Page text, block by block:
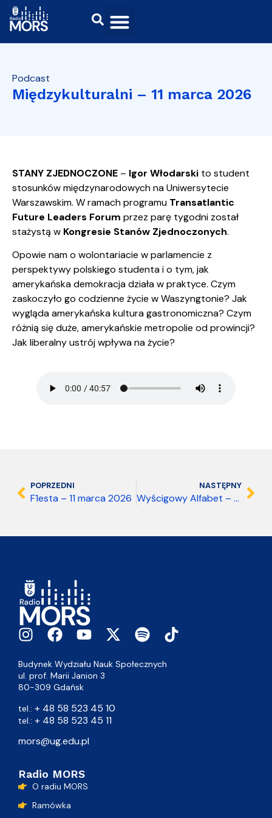
Podcast
Międzykulturalni – 11 marca 2026
STANY ZJEDNOCZONE – Igor Włodarski to student
stosunków międzynarodowych na Uniwersytecie
Warszawskim. W ramach programu Transatlantic
Future Leaders Forum przez parę tygodni został
stażystą w Kongresie Stanów Zjednoczonych.
Opowie nam o wolontariacie w parlamencie z
perspektywy polskiego studenta i o tym, jak
amerykańska demokracja działa w praktyce. Czym
zaskoczyło go codzienne życie w Waszyngtonie? Jak
wygląda amerykańska kultura gastronomiczna? Czym
różnią się duże, amerykańskie metropolie od prowincji?
Jak liberalny ustrój wpływa na życie?
POPRZEDNI
F1esta – 11 marca 2026
NASTĘPNY
Wyścigowy Alfabet – 11 marca 2026
Budynek Wydziału Nauk Społecznych
ul. prof. Marii Janion 3
80-309 Gdańsk
tel.: + 48 58 523 45 10
tel.: + 48 58 523 45 11
mors@ug.edu.pl
Radio MORS
O radiu MORS
Ramówka